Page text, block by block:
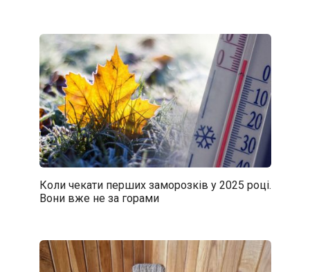
Коли чекати перших заморозків у 2025 році.
Вони вже не за горами